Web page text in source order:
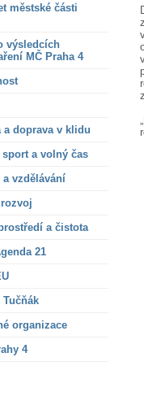
městské části
výsledcích
MČ Praha 4
a doprava v klidu
a volný čas
vzdělávání
a čistota
21
Tučňák
organizace
4